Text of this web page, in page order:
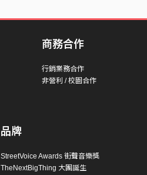
商務合作
行銷業務合作
非營利 / 校園合作
品牌
StreetVoice Awards 街聲音樂獎
TheNextBigThing 大團誕生